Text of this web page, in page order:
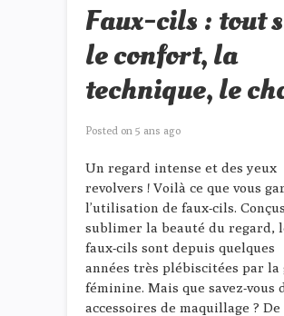
Faux-cils : tout
le confort, la
technique, le
Posted on 5 ans ago
Un regard intense et des yeux
revolvers ! Voilà ce que vous
l’utilisation de faux-cils.
sublimer la beauté du regard,
faux-cils sont depuis quelques
années très plébiscitées par la
féminine. Mais que savez-vous
accessoires de maquillage ? De